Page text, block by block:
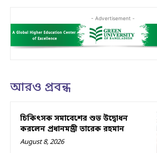
- Advertisement -
আরও প্রবন্ধ
চিকিৎসক সমাবেশের শুভ উদ্বোধন
করলেন প্রধানমন্ত্রী তারেক রহমান
August 8, 2026